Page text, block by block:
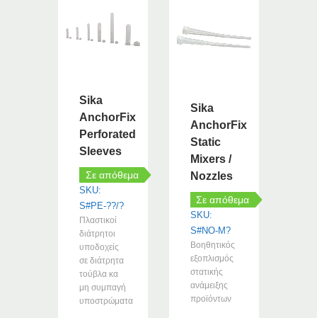
Sika
AnchorFix
Perforated
Sleeves
Σε απόθεμα
SKU:
S#PE-??/?
Πλαστικοί
διάτρητοι
υποδοχείς
σε διάτρητα
τούβλα κα
μη συμπαγή
υποστρώματα
Sika
AnchorFix
Static
Mixers /
Nozzles
Σε απόθεμα
SKU:
S#NO-M?
Βοηθητικός
εξοπλισμός
στατικής
ανάμειξης
προϊόντων